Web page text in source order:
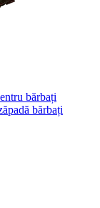
bărbați
bărbați